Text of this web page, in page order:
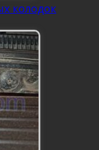
колодок